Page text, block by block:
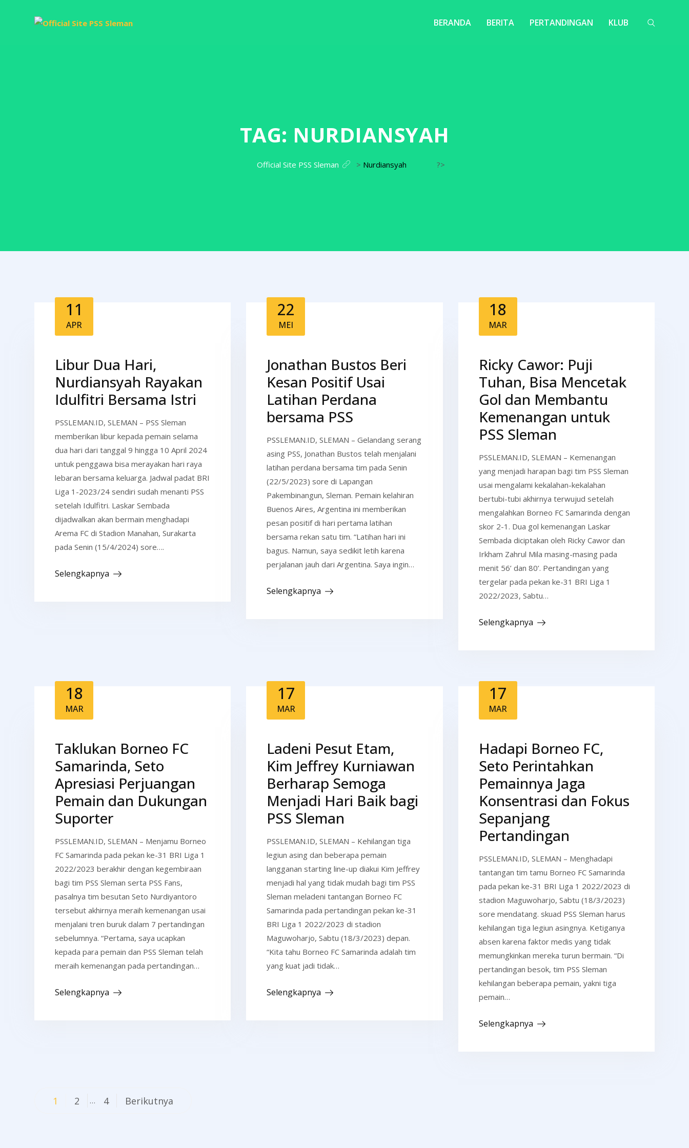
BERANDA BERITA PERTANDINGAN KLUB
TAG: NURDIANSYAH
Official Site PSS Sleman > Nurdiansyah ?>
11
APR
Libur Dua Hari,
Nurdiansyah Rayakan
Idulfitri Bersama Istri
PSSLEMAN.ID, SLEMAN – PSS Sleman
memberikan libur kepada pemain selama
dua hari dari tanggal 9 hingga 10 April 2024
untuk penggawa bisa merayakan hari raya
lebaran bersama keluarga. Jadwal padat BRI
Liga 1-2023/24 sendiri sudah menanti PSS
setelah Idulfitri. Laskar Sembada
dijadwalkan akan bermain menghadapi
Arema FC di Stadion Manahan, Surakarta
pada Senin (15/4/2024) sore….
Selengkapnya
22
MEI
Jonathan Bustos Beri
Kesan Positif Usai
Latihan Perdana
bersama PSS
PSSLEMAN.ID, SLEMAN – Gelandang serang
asing PSS, Jonathan Bustos telah menjalani
latihan perdana bersama tim pada Senin
(22/5/2023) sore di Lapangan
Pakembinangun, Sleman. Pemain kelahiran
Buenos Aires, Argentina ini memberikan
pesan positif di hari pertama latihan
bersama rekan satu tim. “Latihan hari ini
bagus. Namun, saya sedikit letih karena
perjalanan jauh dari Argentina. Saya ingin…
Selengkapnya
18
MAR
Ricky Cawor: Puji
Tuhan, Bisa Mencetak
Gol dan Membantu
Kemenangan untuk
PSS Sleman
PSSLEMAN.ID, SLEMAN – Kemenangan
yang menjadi harapan bagi tim PSS Sleman
usai mengalami kekalahan-kekalahan
bertubi-tubi akhirnya terwujud setelah
mengalahkan Borneo FC Samarinda dengan
skor 2-1. Dua gol kemenangan Laskar
Sembada diciptakan oleh Ricky Cawor dan
Irkham Zahrul Mila masing-masing pada
menit 56’ dan 80’. Pertandingan yang
tergelar pada pekan ke-31 BRI Liga 1
2022/2023, Sabtu…
Selengkapnya
18
MAR
Taklukan Borneo FC
Samarinda, Seto
Apresiasi Perjuangan
Pemain dan Dukungan
Suporter
PSSLEMAN.ID, SLEMAN – Menjamu Borneo
FC Samarinda pada pekan ke-31 BRI Liga 1
2022/2023 berakhir dengan kegembiraan
bagi tim PSS Sleman serta PSS Fans,
pasalnya tim besutan Seto Nurdiyantoro
tersebut akhirnya meraih kemenangan usai
menjalani tren buruk dalam 7 pertandingan
sebelumnya. “Pertama, saya ucapkan
kepada para pemain dan PSS Sleman telah
meraih kemenangan pada pertandingan…
Selengkapnya
17
MAR
Ladeni Pesut Etam,
Kim Jeffrey Kurniawan
Berharap Semoga
Menjadi Hari Baik bagi
PSS Sleman
PSSLEMAN.ID, SLEMAN – Kehilangan tiga
legiun asing dan beberapa pemain
langganan starting line-up diakui Kim Jeffrey
menjadi hal yang tidak mudah bagi tim PSS
Sleman meladeni tantangan Borneo FC
Samarinda pada pertandingan pekan ke-31
BRI Liga 1 2022/2023 di stadion
Maguwoharjo, Sabtu (18/3/2023) depan.
“Kita tahu Borneo FC Samarinda adalah tim
yang kuat jadi tidak…
Selengkapnya
17
MAR
Hadapi Borneo FC,
Seto Perintahkan
Pemainnya Jaga
Konsentrasi dan Fokus
Sepanjang
Pertandingan
PSSLEMAN.ID, SLEMAN – Menghadapi
tantangan tim tamu Borneo FC Samarinda
pada pekan ke-31 BRI Liga 1 2022/2023 di
stadion Maguwoharjo, Sabtu (18/3/2023)
sore mendatang. skuad PSS Sleman harus
kehilangan tiga legiun asingnya. Ketiganya
absen karena faktor medis yang tidak
memungkinkan mereka turun bermain. “Di
pertandingan besok, tim PSS Sleman
kehilangan beberapa pemain, yakni tiga
pemain…
Selengkapnya
Navigasi
1 2 … 4 Berikutnya